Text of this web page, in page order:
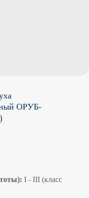
ОРУБ-
I - III (класс